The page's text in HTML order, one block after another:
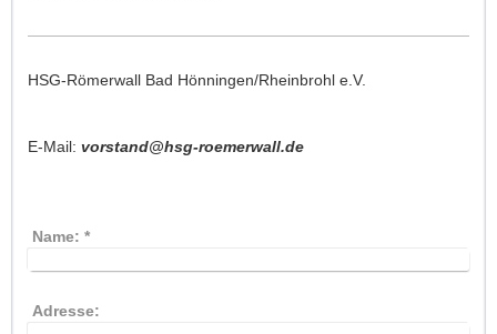
HSG-Römerwall Bad Hönningen/Rheinbrohl e.V.
E-Mail: vorstand@hsg-roemerwall.de
Name: *
Adresse: